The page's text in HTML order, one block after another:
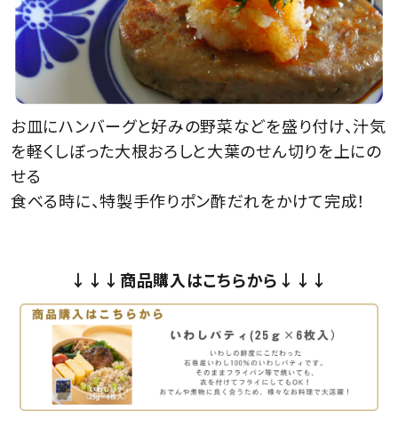
お皿にハンバーグと好みの野菜などを盛り付け、汁気
を軽くしぼった大根おろしと大葉のせん切りを上にの
せる
食べる時に、特製手作りポン酢だれをかけて完成！
↓↓↓商品購入はこちらから↓↓↓